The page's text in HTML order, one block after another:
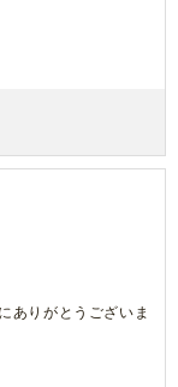
ありがとうございま